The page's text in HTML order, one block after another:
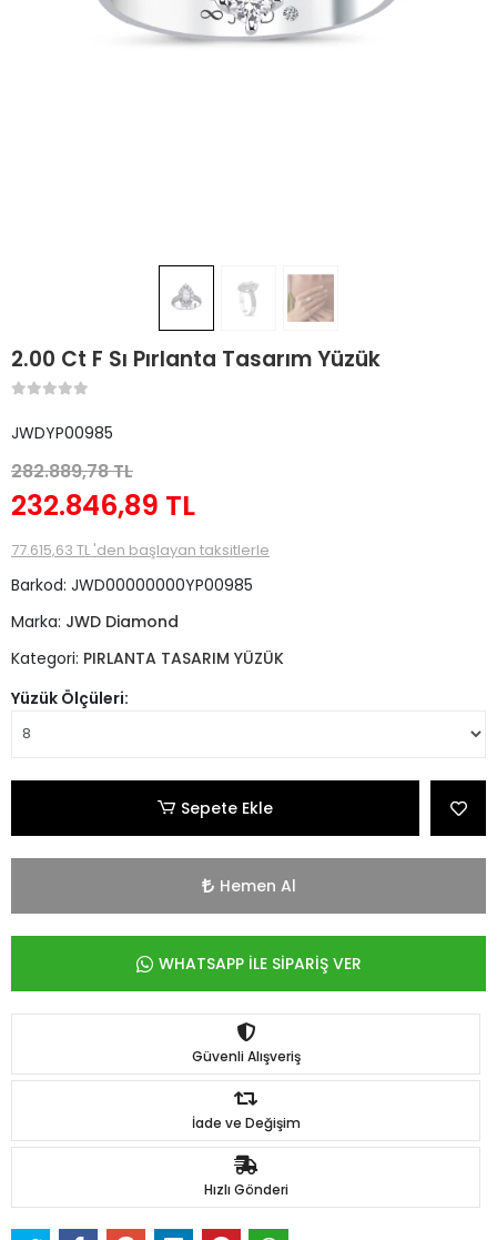
2.00 Ct F Sı Pırlanta Tasarım Yüzük
JWDYP00985
282.889,78 TL
232.846,89 TL
77.615,63 TL 'den başlayan taksitlerle
Barkod: JWD00000000YP00985
Marka: JWD Diamond
Kategori: PIRLANTA TASARIM YÜZÜK
Yüzük Ölçüleri:
Sepete Ekle
Hemen Al
WHATSAPP İLE SİPARİŞ VER
Güvenli Alışveriş
İade ve Değişim
Hızlı Gönderi